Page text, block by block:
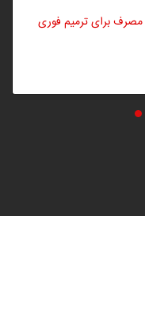
برای ترمیم فوری